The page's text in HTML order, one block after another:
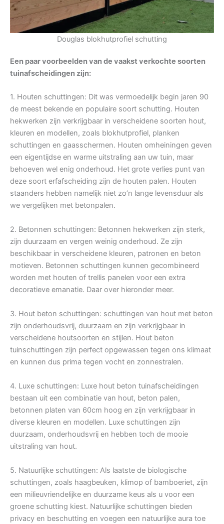
Douglas blokhutprofiel schutting
Een paar voorbeelden van de vaakst verkochte soorten
tuinafscheidingen zijn:
1. Houten schuttingen: Dit was vermoedelijk begin jaren 90
de meest bekende en populaire soort schutting. Houten
hekwerken zijn verkrijgbaar in verscheidene soorten hout,
kleuren en modellen, zoals blokhutprofiel, planken
schuttingen en gaasschermen. Houten omheiningen geven
een eigentijdse en warme uitstraling aan uw tuin, maar
behoeven wel enig onderhoud. Het grote verlies punt van
deze soort erfafscheiding zijn de houten palen. Houten
staanders hebben namelijk niet zo’n lange levensduur als
we vergelijken met betonpalen.
2. Betonnen schuttingen: Betonnen hekwerken zijn sterk,
zijn duurzaam en vergen weinig onderhoud. Ze zijn
beschikbaar in verscheidene kleuren, patronen en beton
motieven. Betonnen schuttingen kunnen gecombineerd
worden met houten of trellis panelen voor een extra
decoratieve emanatie. Daar over hieronder meer.
3. Hout beton schuttingen: schuttingen van hout met beton
zijn onderhoudsvrij, duurzaam en zijn verkrijgbaar in
verscheidene houtsoorten en stijlen. Hout beton
tuinschuttingen zijn perfect opgewassen tegen ons klimaat
en kunnen dus prima tegen vocht en zonnestralen.
4. Luxe schuttingen: Luxe hout beton tuinafscheidingen
bestaan uit een combinatie van hout, beton palen,
betonnen platen van 60cm hoog en zijn verkrijgbaar in
diverse kleuren en modellen. Luxe schuttingen zijn
duurzaam, onderhoudsvrij en hebben toch de mooie
uitstraling van hout.
5. Natuurlijke schuttingen: Als laatste de biologische
schuttingen, zoals haagbeuken, klimop of bamboeriet, zijn
een milieuvriendelijke en duurzame keus als u voor een
groene schutting kiest. Natuurlijke schuttingen bieden
privacy en beschutting en voegen een natuurlijke aura toe